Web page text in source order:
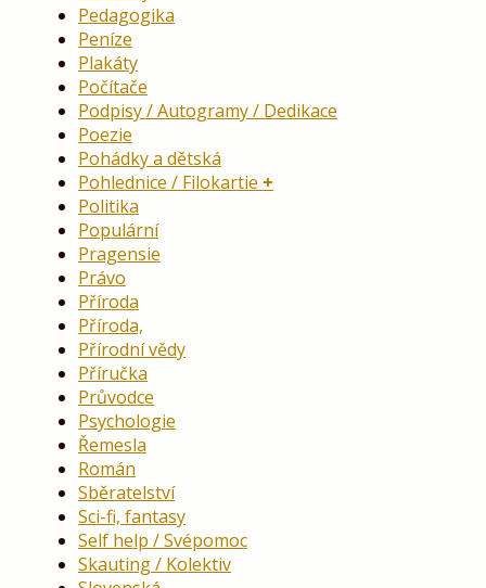
Pedagogika
Peníze
Plakáty
Počítače
Podpisy / Autogramy / Dedikace
Poezie
Pohádky a dětská
Pohlednice / Filokartie
Politika
Populární
Pragensie
Právo
Příroda
Příroda,
Přírodní vědy
Příručka
Průvodce
Psychologie
Řemesla
Román
Sběratelství
Sci-fi, fantasy
Self help / Svépomoc
Skauting / Kolektiv